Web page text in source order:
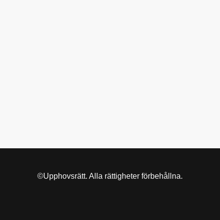
©Upphovsrätt. Alla rättigheter förbehållna.